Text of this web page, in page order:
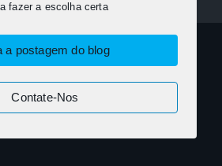
fazer a escolha certa
a postagem do blog
Contate-Nos